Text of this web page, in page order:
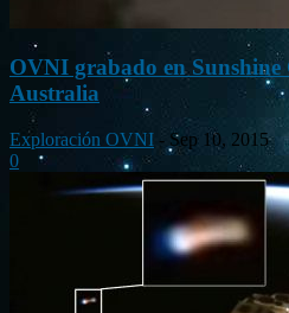
OVNI grabado en Sunshine
Australia
Exploración OVNI - Sep 10, 2015
0